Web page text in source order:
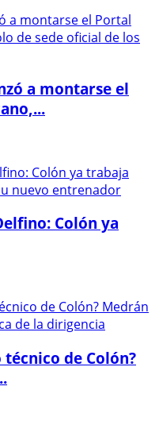
a montarse el
Colón ya
de Colón?